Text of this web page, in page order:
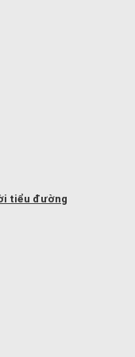
tiểu đường